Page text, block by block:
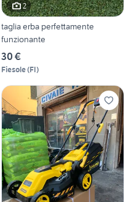
2
taglia erba perfettamente
funzionante
30 €
Fiesole(FI)